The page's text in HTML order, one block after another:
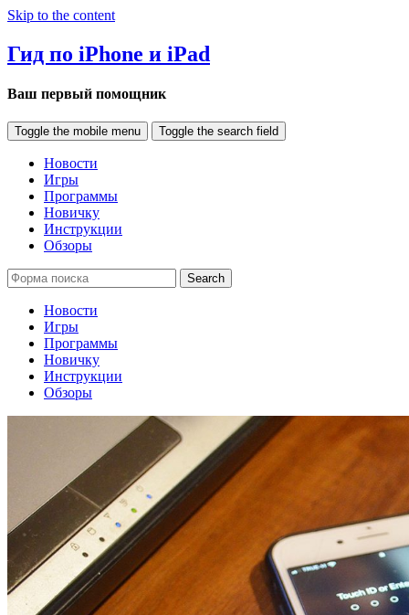
Skip to the content
Гид по iPhone и iPad
Ваш первый помощник
Toggle the mobile menu Toggle the search field
Новости
Игры
Программы
Новичку
Инструкции
Обзоры
Search
Новости
Игры
Программы
Новичку
Инструкции
Обзоры